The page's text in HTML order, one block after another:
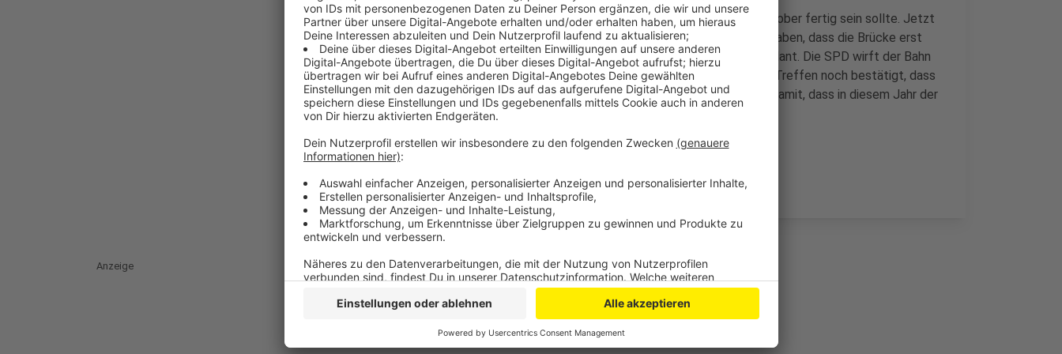
Dabei geht es um eine Brücke in Bonn-Vilich, die eigentlich im Oktober fertig sein sollte. Jetzt
soll die Deutsche Bahn jedoch auf Nachfrage bekannt gegeben haben, dass die Brücke erst
2026 fertiggestellt werden soll - drei Jahre später als bisher geplant. Die SPD wirft der Bahn
vor, die Politik zu täuschen. Kurz vorher hatte die Bahn bei einem Treffen noch bestätigt, dass
"alles im Zeitplan liege". Die Bahn begründet die längere Bauzeit damit, dass in diesem Jahr der
Fokus auf dem Umbau der A59 liege.
Anzeige
Anzeige